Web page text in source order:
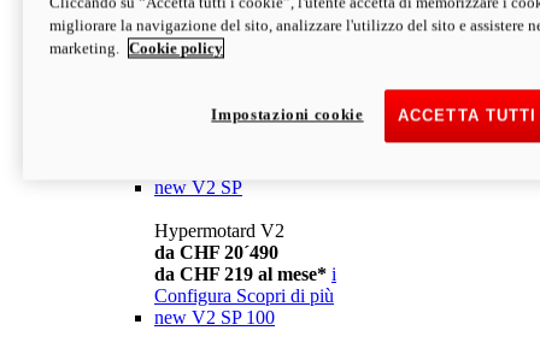
da CHF 13´990
Configura Scopri di più
newV2
da CHF 15´990
new V2 SP
Hypermotard V2
da CHF 20´490
da CHF 219 al mese* i
Configura Scopri di più
new V2 SP 100
migliorare la navigazione del sito, analizzare l'utilizzo del sito e assistere
marketing.
Cookie policy
ACCETTA
Impostazioni cookie